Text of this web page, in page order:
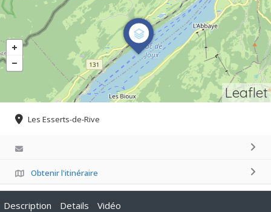
Leaflet
Les Esserts-de-Rive
Obtenir l'itinéraire
Description Details Vidéo